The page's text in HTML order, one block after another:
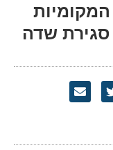
המקומיות
שדה